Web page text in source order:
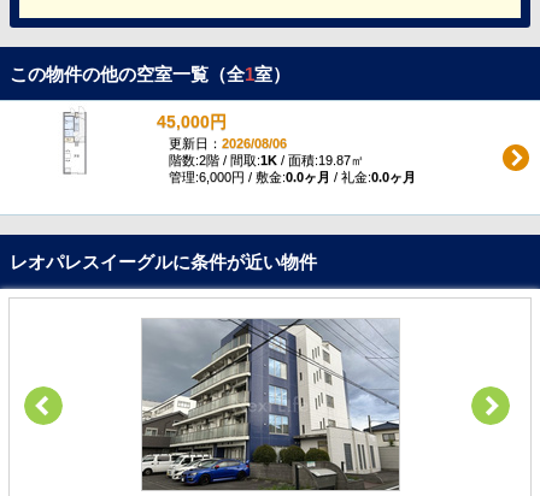
この物件の他の空室一覧（全1室）
45,000円
更新日： 2026/08/06
階数:2階 / 間取:1K/ 面積:19.87㎡
管理:6,000円 / 敷金:0.0ヶ月 / 礼金:0.0ヶ月
レオパレスイーグルに条件が近い物件